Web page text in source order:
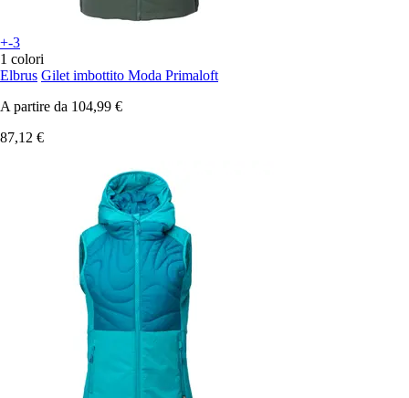
+-3
1 colori
Elbrus Gilet imbottito Moda Primaloft
A partire da 104,99 €
87,12 €